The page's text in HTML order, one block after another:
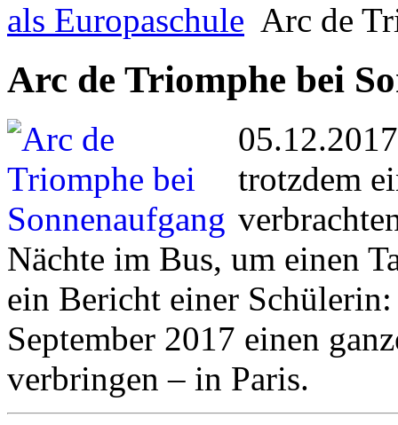
als Europaschule Arc de
Arc de Triomphe bei
trotzdem
Nächte im Bus, um einen
ein Bericht einer
September 2017 einen
verbringen – in Paris.